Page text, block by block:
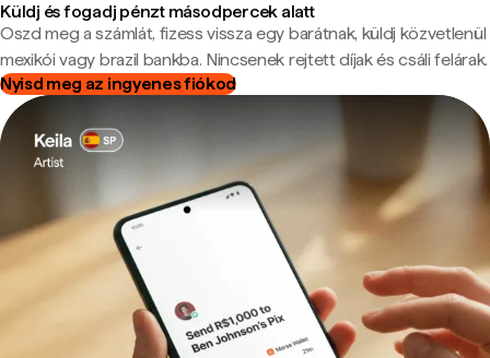
Küldj és fogadj pénzt másodpercek alatt
Oszd meg a számlát, fizess vissza egy barátnak, küldj közvetlenül
mexikói vagy brazil bankba. Nincsenek rejtett díjak és csáli felárak.
Nyisd meg az ingyenes fiókod